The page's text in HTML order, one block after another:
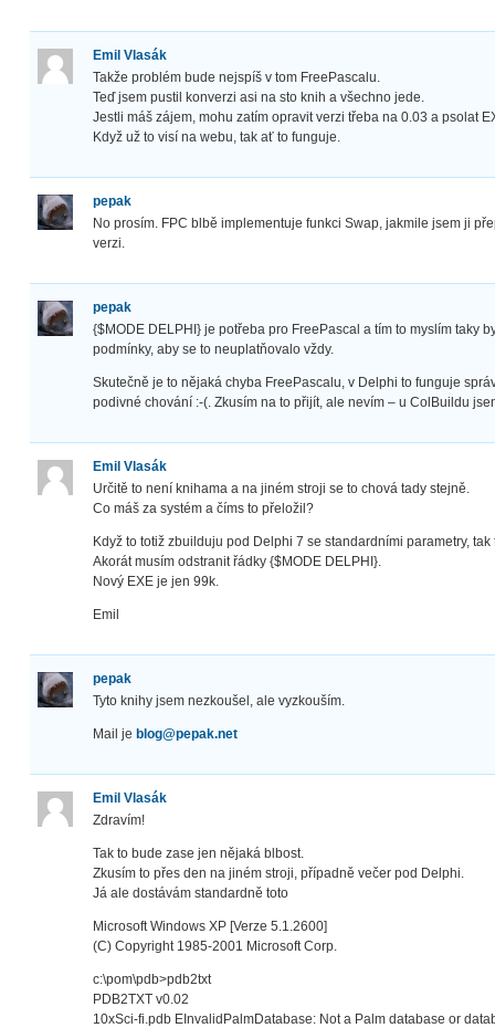
Emil Vlasák
Takže problém bude nejspíš v tom FreePascalu.
Teď jsem pustil konverzi asi na sto knih a všechno jede.
Jestli máš zájem, mohu zatím opravit verzi třeba na 0.03 a psolat
Když už to visí na webu, tak ať to funguje.
pepak
No prosím. FPC blbě implementuje funkci Swap, jakmile jsem ji
verzi.
pepak
{$MODE DELPHI} je potřeba pro FreePascal a tím to myslím taky
podmínky, aby se to neuplatňovalo vždy.
Skutečně je to nějaká chyba FreePascalu, v Delphi to funguje
podivné chování :-(. Zkusím na to přijít, ale nevím – u ColBuildu
Emil Vlasák
Určitě to není knihama a na jiném stroji se to chová tady stejně.
Co máš za systém a číms to přeložil?
Když to totiž zbuilduju pod Delphi 7 se standardními parametry,
Akorát musím odstranit řádky {$MODE DELPHI}.
Nový EXE je jen 99k.
Emil
pepak
Tyto knihy jsem nezkoušel, ale vyzkouším.
Mail je blog@pepak.net
Emil Vlasák
Zdravím!
Tak to bude zase jen nějaká blbost.
Zkusím to přes den na jiném stroji, případně večer pod Delphi.
Já ale dostávám standardně toto
Microsoft Windows XP [Verze 5.1.2600]
(C) Copyright 1985-2001 Microsoft Corp.
c:\pom\pdb>pdb2txt
PDB2TXT v0.02
10xSci-fi.pdb EInvalidPalmDatabase: Not a Palm database or